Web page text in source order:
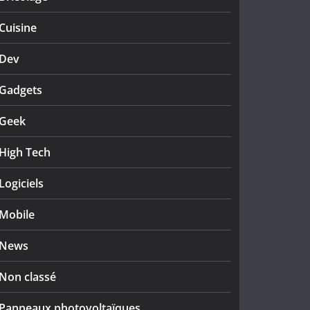
Cuisine
Dev
Gadgets
Geek
High Tech
Logiciels
Mobile
News
Non classé